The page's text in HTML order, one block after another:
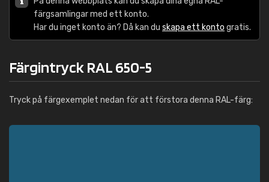
färgsamlingar med ett konto.
Har du inget konto än? Då kan du skapa ett konto gratis.
Färgintryck RAL 650-5
Tryck på färgexemplet nedan för att förstora denna RAL-färg: